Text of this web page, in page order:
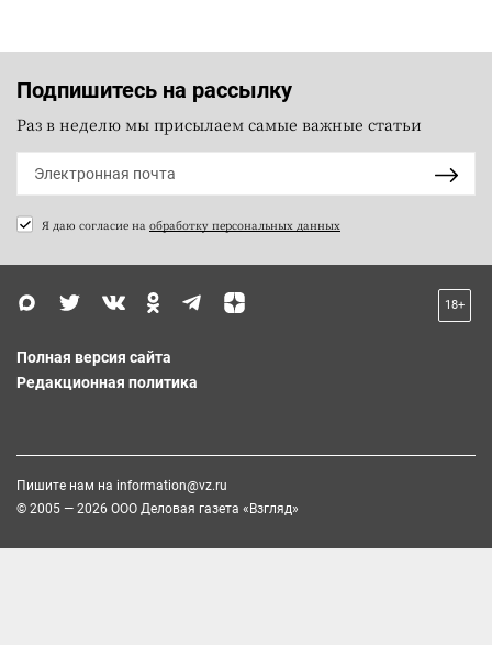
Подпишитесь на рассылку
Раз в неделю мы присылаем самые важные статьи
Я даю согласие на обработку персональных данных
18+
Полная версия сайта
Редакционная политика
Пишите нам на information@vz.ru
© 2005 — 2026 ООО Деловая газета «Взгляд»